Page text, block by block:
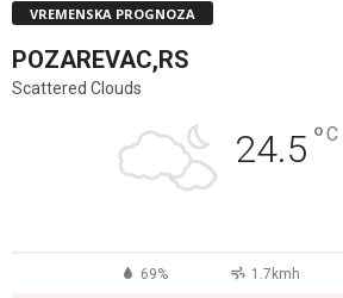
VREMENSKA PROGNOZA
POZAREVAC,RS
Scattered Clouds
24.5 °C
69% 1.7kmh